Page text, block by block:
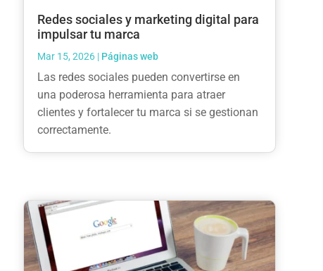
Redes sociales y marketing digital para
impulsar tu marca
Mar 15, 2026| Páginas web
Las redes sociales pueden convertirse en
una poderosa herramienta para atraer
clientes y fortalecer tu marca si se gestionan
correctamente.